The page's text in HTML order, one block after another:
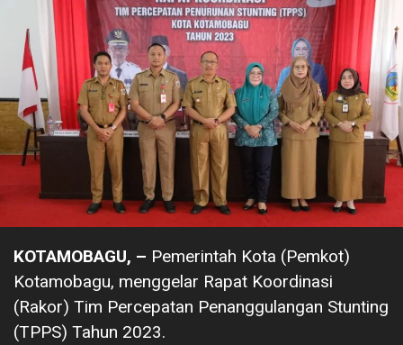
KOTAMOBAGU, – Pemerintah Kota (Pemkot)
Kotamobagu, menggelar Rapat Koordinasi
(Rakor) Tim Percepatan Penanggulangan Stunting
(TPPS) Tahun 2023.